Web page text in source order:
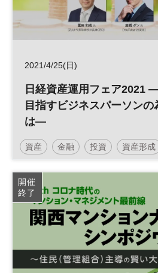
2021/4/25(日)
日経資産運用フェア2021
目指すビジネスパーソンの
は―
資産 金融 投資 資産形成
開催
終了